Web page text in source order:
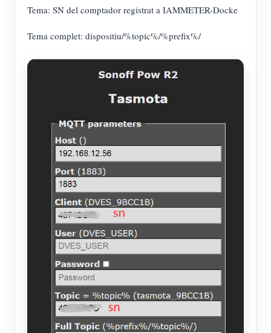
Tema: SN del comptador registrat a IAMMETER-Docke
Tema complet: dispositiu/%topic%/%prefix%/